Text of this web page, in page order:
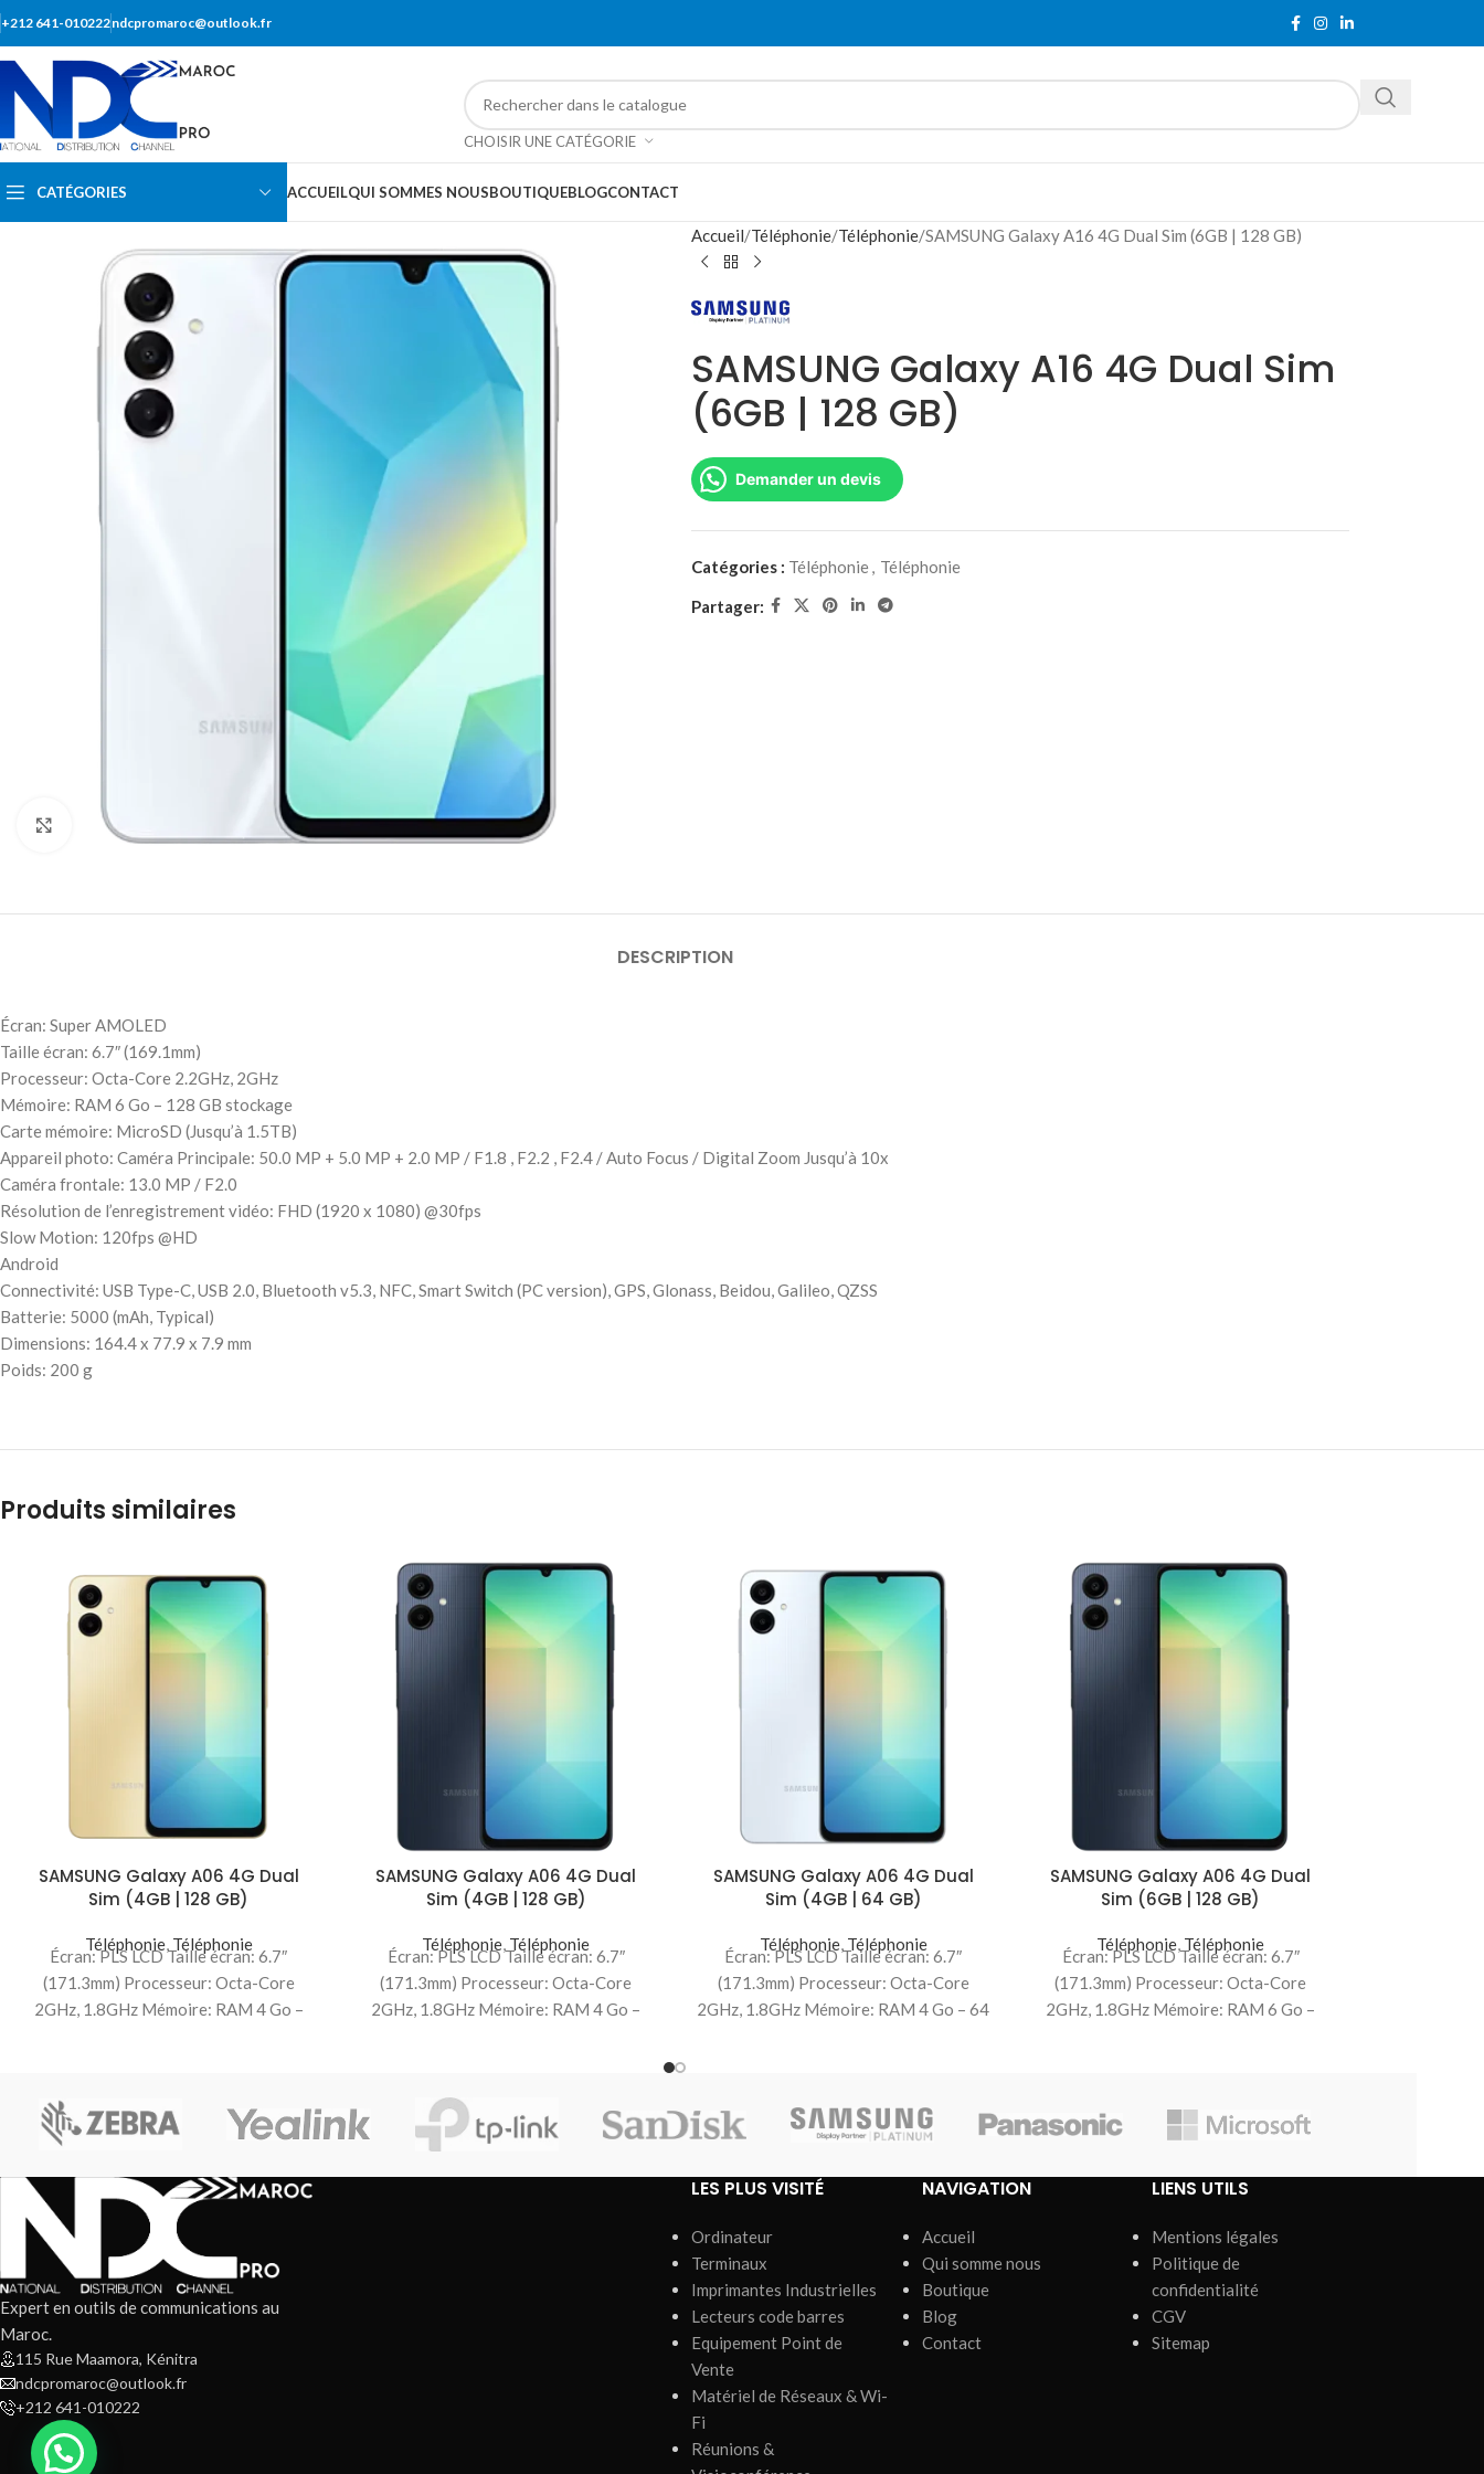
+212 641-010222ndcpromaroc@outlook.fr
CHOISIR UNE CATÉGORIE
CATÉGORIES ACCUEILQUI SOMMES NOUSBOUTIQUEBLOGCONTACT
Agrandir
Accueil Téléphonie Téléphonie SAMSUNG Galaxy A16 4G Dual Sim (6GB | 128 GB)
SAMSUNG Galaxy A16 4G Dual Sim
(6GB | 128 GB)
Demander un devis
Catégories : Téléphonie, Téléphonie
Partager:
DESCRIPTION
Écran: Super AMOLED
Taille écran: 6.7″ (169.1mm)
Processeur: Octa-Core 2.2GHz, 2GHz
Mémoire: RAM 6 Go – 128 GB stockage
Carte mémoire: MicroSD (Jusqu’à 1.5TB)
Appareil photo: Caméra Principale: 50.0 MP + 5.0 MP + 2.0 MP / F1.8 , F2.2 , F2.4 / Auto Focus / Digital Zoom Jusqu’à 10x
Caméra frontale: 13.0 MP / F2.0
Résolution de l’enregistrement vidéo: FHD (1920 x 1080) @30fps
Slow Motion: 120fps @HD
Android
Connectivité: USB Type-C, USB 2.0, Bluetooth v5.3, NFC, Smart Switch (PC version), GPS, Glonass, Beidou, Galileo, QZSS
Batterie: 5000 (mAh, Typical)
Dimensions: 164.4 x 77.9 x 7.9 mm
Poids: 200 g
Produits similaires
SAMSUNG Galaxy A06 4G Dual
Sim (4GB | 128 GB)
Téléphonie, Téléphonie
Écran: PLS LCD Taille écran: 6.7″
(171.3mm) Processeur: Octa-Core
2GHz, 1.8GHz Mémoire: RAM 4 Go –
SAMSUNG Galaxy A06 4G Dual
Sim (4GB | 128 GB)
Téléphonie, Téléphonie
Écran: PLS LCD Taille écran: 6.7″
(171.3mm) Processeur: Octa-Core
2GHz, 1.8GHz Mémoire: RAM 4 Go –
SAMSUNG Galaxy A06 4G Dual
Sim (4GB | 64 GB)
Téléphonie, Téléphonie
Écran: PLS LCD Taille écran: 6.7″
(171.3mm) Processeur: Octa-Core
2GHz, 1.8GHz Mémoire: RAM 4 Go – 64
SAMSUNG Galaxy A06 4G Dual
Sim (6GB | 128 GB)
Téléphonie, Téléphonie
Écran: PLS LCD Taille écran: 6.7″
(171.3mm) Processeur: Octa-Core
2GHz, 1.8GHz Mémoire: RAM 6 Go –
Expert en outils de communications au
Maroc.
115 Rue Maamora, Kénitra
ndcpromaroc@outlook.fr
+212 641-010222
LES PLUS VISITÉ
Ordinateur
Terminaux
Imprimantes Industrielles
Lecteurs code barres
Equipement Point de
Vente
Matériel de Réseaux & Wi-
Fi
Réunions &
NAVIGATION
Accueil
Qui somme nous
Boutique
Blog
Contact
LIENS UTILS
Mentions légales
Politique de
confidentialité
CGV
Sitemap